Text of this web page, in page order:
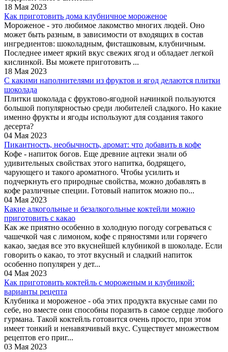
18 Мая 2023
Как приготовить дома клубничное мороженое
Мороженое - это любимое лакомство многих людей. Оно
может быть разным, в зависимости от входящих в состав
ингредиентов: шоколадным, фисташковым, клубничным.
Последнее имеет яркий вкус свежих ягод и обладает легкой
кислинкой. Вы можете приготовить ...
18 Мая 2023
С какими наполнителями из фруктов и ягод делаются плитки
шоколада
Плитки шоколада с фруктово-ягодной начинкой пользуются
большой популярностью среди любителей сладкого. Но какие
именно фрукты и ягоды используют для создания такого
десерта?
04 Мая 2023
Пикантность, необычность, аромат: что добавить в кофе
Кофе - напиток богов. Еще древние ацтеки знали об
удивительных свойствах этого напитка, бодрящего,
чарующего и такого ароматного. Чтобы усилить и
подчеркнуть его природные свойства, можно добавлять в
кофе различные специи. Готовый напиток можно по...
04 Мая 2023
Какие алкогольные и безалкогольные коктейли можно
приготовить с какао
Как же приятно особенно в холодную погоду согреваться с
чашечкой чая с лимоном, кофе с пряностями или горячего
какао, заедая все это вкуснейшей клубникой в шоколаде. Если
говорить о какао, то этот вкусный и сладкий напиток
особенно популярен у дет...
04 Мая 2023
Как приготовить коктейль с мороженым и клубникой:
варианты рецепта
Клубника и мороженое - оба этих продукта вкусные сами по
себе, но вместе они способны поразить в самое сердце любого
гурмана. Такой коктейль готовится очень просто, при этом
имеет тонкий и ненавязчивый вкус. Существует множеством
рецептов его приг...
03 Мая 2023